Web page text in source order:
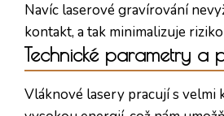
Navíc laserové gravírování
kontakt, a tak minimalizuje
Technické parametry a
Vláknové lasery pracují s velmi